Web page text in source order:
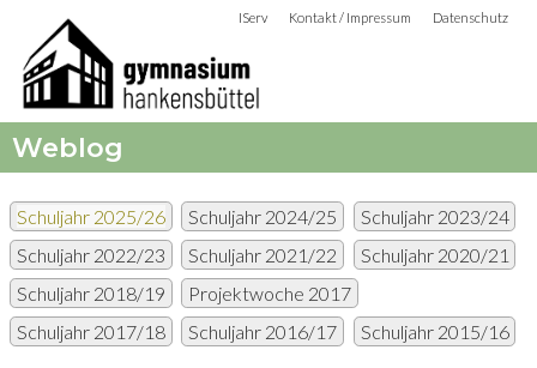
IServ Kontakt / Impressum Datenschutz
Weblog
Schuljahr 2025/26 Schuljahr 2024/25
Schuljahr 2023/24
Schuljahr 2022/23
Schuljahr 2021/22
Schuljahr 2020/21
Schuljahr 2018/19
Projektwoche 2017
Schuljahr 2017/18
Schuljahr 2016/17 Schuljahr 2015/16